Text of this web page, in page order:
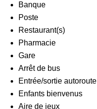
Banque
Poste
Restaurant(s)
Pharmacie
Gare
Arrêt de bus
Entrée/sortie autoroute
Enfants bienvenus
Aire de jeux